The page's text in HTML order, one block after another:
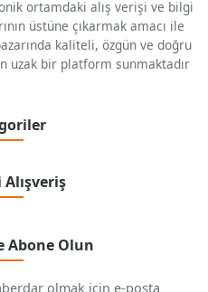
ortamdaki alış verişi ve bilgi
üstüne çıkarmak amacı ile
kaliteli, özgün ve doğru
uzak bir platform sunmaktadır
Abone Olun
olmak için e-posta